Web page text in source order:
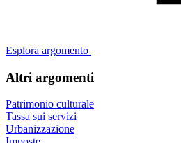
Esplora argomento
Altri argomenti
Patrimonio culturale
Tassa sui servizi
Urbanizzazione